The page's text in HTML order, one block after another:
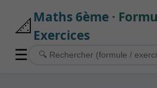
📐 Maths 6ème ·
Exercices
☰